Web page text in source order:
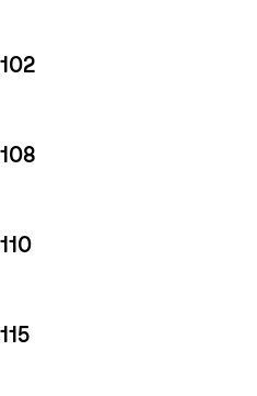
102
108
110
115